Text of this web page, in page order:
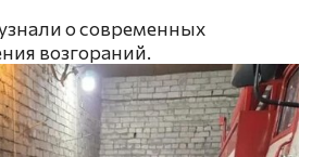
о современных
возгораний.